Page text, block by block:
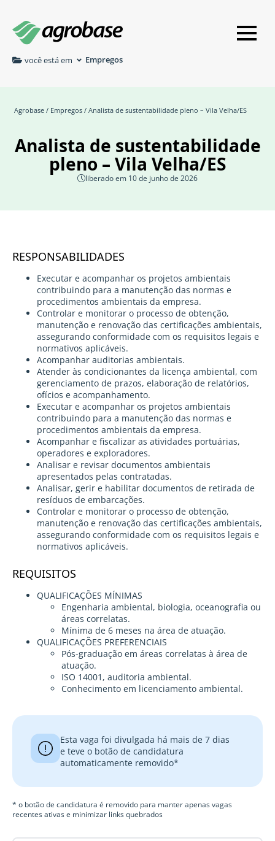
você está em Empregos
Agrobase / Empregos / Analista de sustentabilidade pleno – Vila Velha/ES
Analista de sustentabilidade
pleno – Vila Velha/ES
liberado em 10 de junho de 2026
RESPONSABILIDADES
Executar e acompanhar os projetos ambientais
contribuindo para a manutenção das normas e
procedimentos ambientais da empresa.
Controlar e monitorar o processo de obtenção,
manutenção e renovação das certificações ambientais,
assegurando conformidade com os requisitos legais e
normativos aplicáveis.
Acompanhar auditorias ambientais.
Atender às condicionantes da licença ambiental, com
gerenciamento de prazos, elaboração de relatórios,
ofícios e acompanhamento.
Executar e acompanhar os projetos ambientais
contribuindo para a manutenção das normas e
procedimentos ambientais da empresa.
Acompanhar e fiscalizar as atividades portuárias,
operadores e exploradores.
Analisar e revisar documentos ambientais
apresentados pelas contratadas.
Analisar, gerir e habilitar documentos de retirada de
resíduos de embarcações.
Controlar e monitorar o processo de obtenção,
manutenção e renovação das certificações ambientais,
assegurando conformidade com os requisitos legais e
normativos aplicáveis.
REQUISITOS
QUALIFICAÇÕES MÍNIMAS
Engenharia ambiental, biologia, oceanografia ou
áreas correlatas.
Mínima de 6 meses na área de atuação.
QUALIFICAÇÕES PREFERENCIAIS
Pós-graduação em áreas correlatas à área de
atuação.
ISO 14001, auditoria ambiental.
Conhecimento em licenciamento ambiental.
Esta vaga foi divulgada há mais de 7 dias
e teve o botão de candidatura
automaticamente removido*
* o botão de candidatura é removido para manter apenas vagas
recentes ativas e minimizar links quebrados